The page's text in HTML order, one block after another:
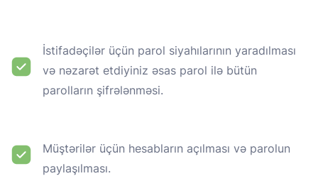
İstifadəçilər üçün parol siyahılarının yaradılması
və nəzarət etdiyiniz əsas parol ilə bütün
parolların şifrələnməsi.
Müştərilər üçün hesabların açılması və parolun
paylaşılması.